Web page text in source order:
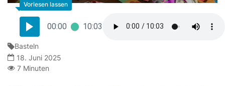
00:00 10:03
Basteln
18. Juni 2025
7 Minuten